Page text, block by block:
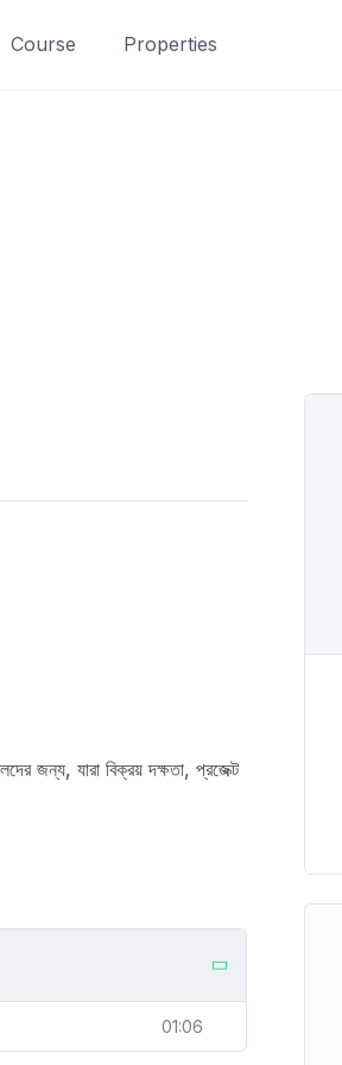
Course Properties
জন্য, যারা বিক্রয় দক্ষতা, প্রজেক্ট
01:06